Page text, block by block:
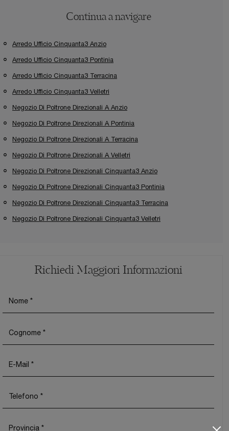
Continua a navigare
Arredo Ufficio Cinquanta3 Anzio
Arredo Ufficio Cinquanta3 Pontinia
Arredo Ufficio Cinquanta3 Terracina
Arredo Ufficio Cinquanta3 Velletri
Negozio Di Poltrone Direzionali A Anzio
Negozio Di Poltrone Direzionali A Pontinia
Negozio Di Poltrone Direzionali A Terracina
Negozio Di Poltrone Direzionali A Velletri
Negozio Di Poltrone Direzionali Cinquanta3 Anzio
Negozio Di Poltrone Direzionali Cinquanta3 Pontinia
Negozio Di Poltrone Direzionali Cinquanta3 Terracina
Negozio Di Poltrone Direzionali Cinquanta3 Velletri
Richiedi Maggiori Informazioni